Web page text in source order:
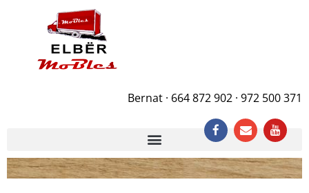
Bernat · 664 872 902 · 972 500 371